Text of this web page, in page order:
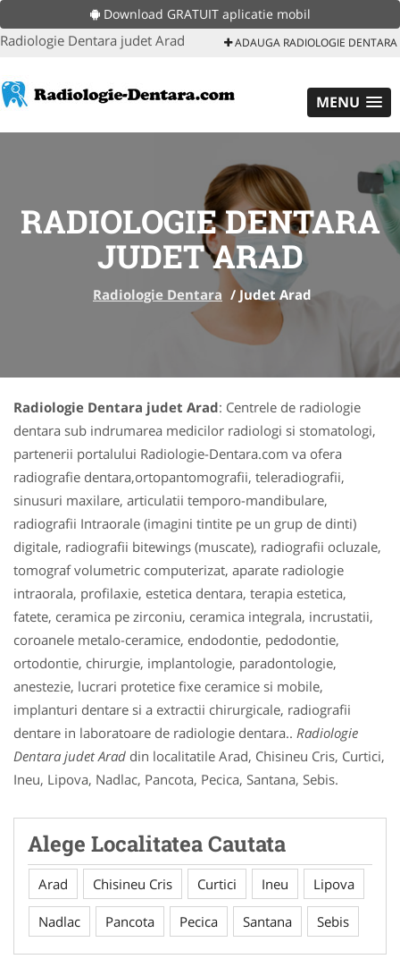
Download GRATUIT aplicatie mobil
Radiologie Dentara judet Arad ADAUGA RADIOLOGIE DENTARA
MENU
RADIOLOGIE DENTARA
JUDET ARAD
Radiologie Dentara / Judet Arad
Radiologie Dentara judet Arad: Centrele de radiologie
dentara sub indrumarea medicilor radiologi si stomatologi,
partenerii portalului Radiologie-Dentara.com va ofera
radiografie dentara,ortopantomografii, teleradiografii,
sinusuri maxilare, articulatii temporo-mandibulare,
radiografii Intraorale (imagini tintite pe un grup de dinti)
digitale, radiografii bitewings (muscate), radiografii ocluzale,
tomograf volumetric computerizat, aparate radiologie
intraorala, profilaxie, estetica dentara, terapia estetica,
fatete, ceramica pe zirconiu, ceramica integrala, incrustatii,
coroanele metalo-ceramice, endodontie, pedodontie,
ortodontie, chirurgie, implantologie, paradontologie,
anestezie, lucrari protetice fixe ceramice si mobile,
implanturi dentare si a extractii chirurgicale, radiografii
dentare in laboratoare de radiologie dentara.. Radiologie
Dentara judet Arad din localitatile Arad, Chisineu Cris, Curtici,
Ineu, Lipova, Nadlac, Pancota, Pecica, Santana, Sebis.
Alege Localitatea Cautata
Arad Chisineu Cris Curtici Ineu Lipova
Nadlac Pancota Pecica Santana Sebis